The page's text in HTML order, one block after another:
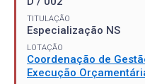
TITULAÇÃO
Especialização NS
LOTAÇÃO
Coordenação de
Execução